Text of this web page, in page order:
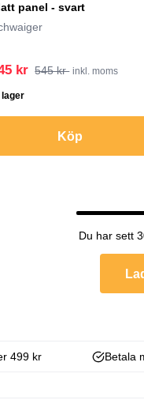
panel - svart
kr 545 kr inkl. moms
lager
Köp
Du har sett
499 kr Betala